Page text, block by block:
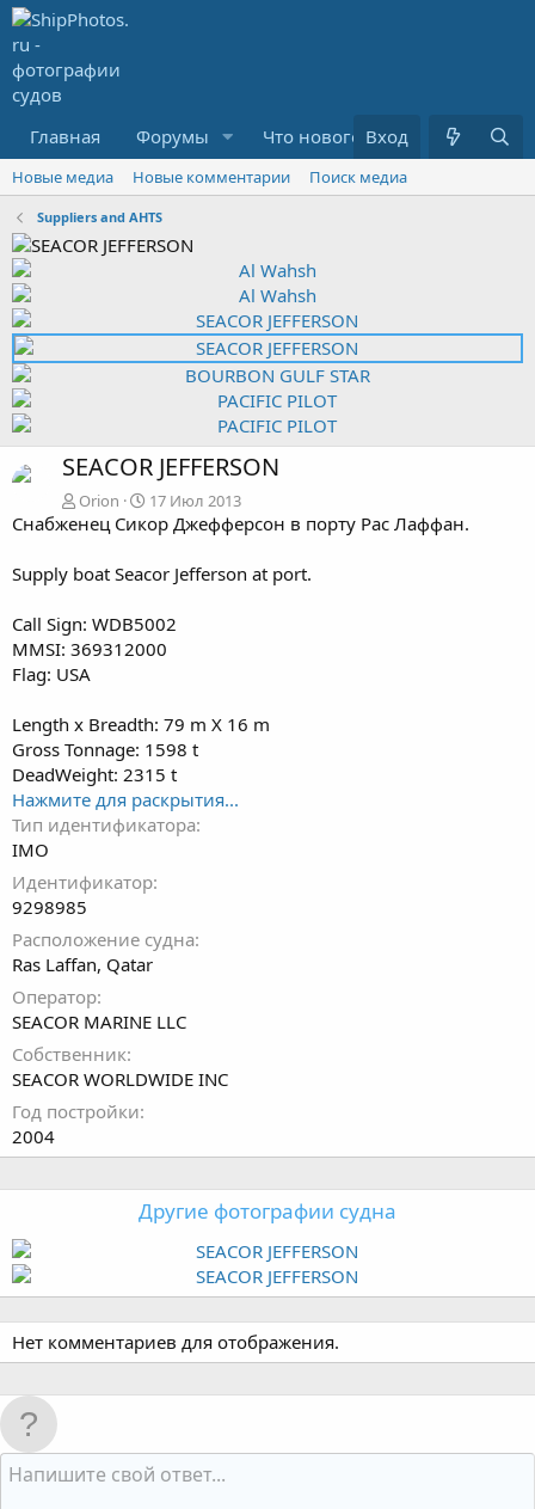
Главная Форумы Что нового? Медиа
Вход
Новые медиа Новые комментарии Поиск медиа
Suppliers and AHTS
SEACOR JEFFERSON
Orion 17 Июл 2013
Снабженец Сикор Джефферсон в порту Рас Лаффан.
Supply boat Seacor Jefferson at port.
Call Sign: WDB5002
MMSI: 369312000
Flag: USA
Length x Breadth: 79 m X 16 m
Gross Tonnage: 1598 t
DeadWeight: 2315 t
Нажмите для раскрытия...
Тип идентификатора
IMO
Идентификатор
9298985
Расположение судна
Ras Laffan, Qatar
Оператор
SEACOR MARINE LLC
Собственник
SEACOR WORLDWIDE INC
Год постройки
2004
Другие фотографии судна
Нет комментариев для отображения.